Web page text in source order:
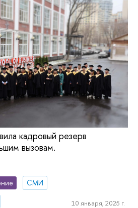
кадровый резерв
вызовам.
СМИ
10 января, 2025 г.